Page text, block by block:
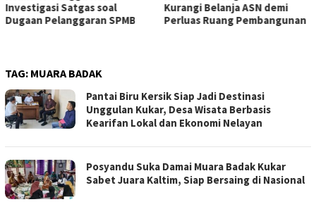
Investigasi Satgas soal
Dugaan Pelanggaran SPMB
Kurangi Belanja ASN demi
Perluas Ruang Pembangunan
TAG: MUARA BADAK
Pantai Biru Kersik Siap Jadi Destinasi
Unggulan Kukar, Desa Wisata Berbasis
Kearifan Lokal dan Ekonomi Nelayan
Posyandu Suka Damai Muara Badak Kukar
Sabet Juara Kaltim, Siap Bersaing di Nasional